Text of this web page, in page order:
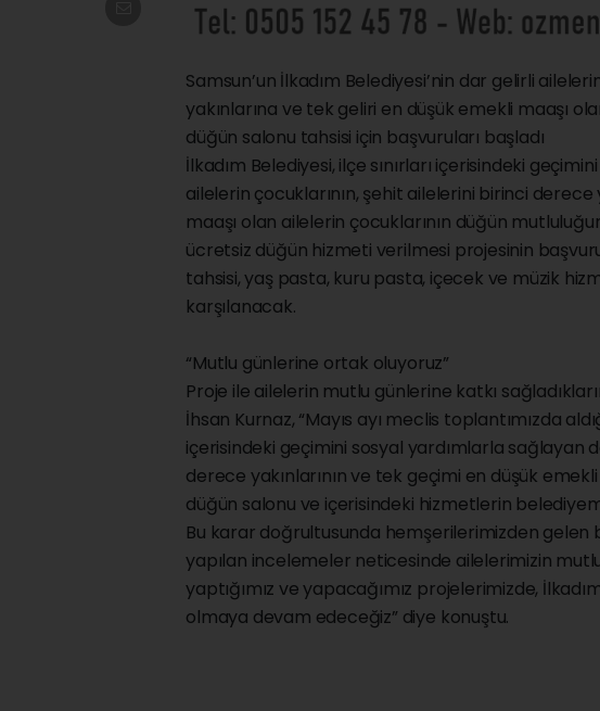
Samsun’un İlkadım Belediyesi’nin dar gelirli
yakınlarına ve tek geliri en düşük emekli maaşı
düğün salonu tahsisi için başvuruları başladı
İlkadım Belediyesi, ilçe sınırları içerisindeki
ailelerin çocuklarının, şehit ailelerini birinci derece
maaşı olan ailelerin çocuklarının düğün
ücretsiz düğün hizmeti verilmesi projesinin
tahsisi, yaş pasta, kuru pasta, içecek ve müzik
karşılanacak.
“Mutlu günlerine ortak oluyoruz”
Proje ile ailelerin mutlu günlerine katkı
İhsan Kurnaz, “Mayıs ayı meclis toplantımızda
içerisindeki geçimini sosyal yardımlarla sağlayan
derece yakınlarının ve tek geçimi en düşük
düğün salonu ve içerisindeki hizmetlerin
Bu karar doğrultusunda hemşerilerimizden gelen
yapılan incelemeler neticesinde ailelerimizin
yaptığımız ve yapacağımız projelerimizde,
olmaya devam edeceğiz” diye konuştu.